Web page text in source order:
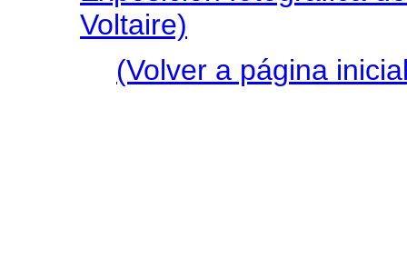
Voltaire)
(Volver a página